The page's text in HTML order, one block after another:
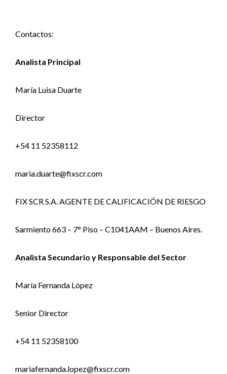
Contactos:
Analista Principal
María Luisa Duarte
Director
+54 11 52358112
maria.duarte@fixscr.com
FIX SCR S.A. AGENTE DE CALIFICACIÓN DE RIESGO
Sarmiento 663 – 7° Piso – C1041AAM – Buenos Aires.
Analista Secundario y Responsable del Sector
María Fernanda López
Senior Director
+54 11 52358100
mariafernanda.lopez@fixscr.com